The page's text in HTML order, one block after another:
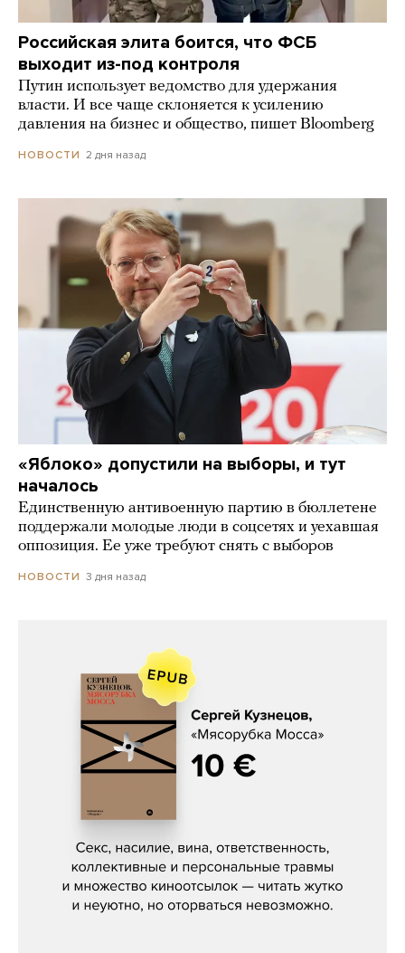
Российская элита боится, что ФСБ
выходит из-под контроля
Путин использует ведомство для удержания
власти. И все чаще склоняется к усилению
давления на бизнес и общество, пишет Bloomberg
НОВОСТИ 2 дня назад
«Яблоко» допустили на выборы, и тут
началось
Единственную антивоенную партию в бюллетене
поддержали молодые люди в соцсетях и уехавшая
оппозиция. Ее уже требуют снять с выборов
НОВОСТИ 3 дня назад
Сергей Кузнецов, «Мясорубка